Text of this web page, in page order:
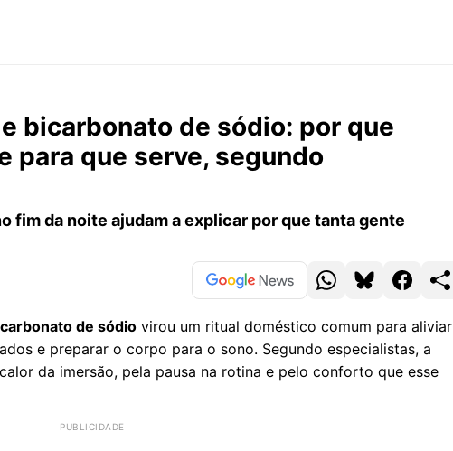
bicarbonato de sódio: por que
para que serve, segundo
fim da noite ajudam a explicar por que tanta gente
de sódio virou um ritual doméstico comum para aliviar
e preparar o corpo para o sono. Segundo especialistas, a
da imersão, pela pausa na rotina e pelo conforto que esse